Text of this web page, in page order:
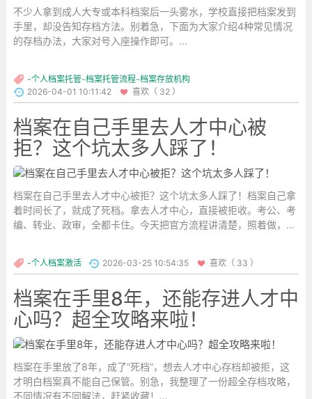
不少人拿到成人大专或本科档案后一头雾水，学校直接把档案发到
手里，却没告知存档方法。别着急，下面为大家介绍4种常见情况
的存档办法，大家对号入座操作即可。...
-个人档案托管-档案托管流程-档案存放机构
2026-04-01 10:11:42
喜欢（ 32 ）
档案在自己手里去人才中心被
拒？这个坑太多人踩了！
档案在自己手里去人才中心被拒？这个坑太多人踩了！档案自己拿
着时间长了，就成了死档。拿去人才中心，直接被拒收。考公、考
编、转业、政审，全都卡住。今天把官方流程讲清楚，照着做，一
-个人档案激活 2026-03-25 10:54:35 喜欢（ 33 ）
档案在手里8年，还能存进人才中
心吗？超全攻略来啦！
档案在手里放了8年，成了“死档”，想去人才中心存档却被拒，这
才明白档案真不能自己保管。别急，我整理了一份超全存档攻略，
不同情况有不同解法，赶紧收藏！...